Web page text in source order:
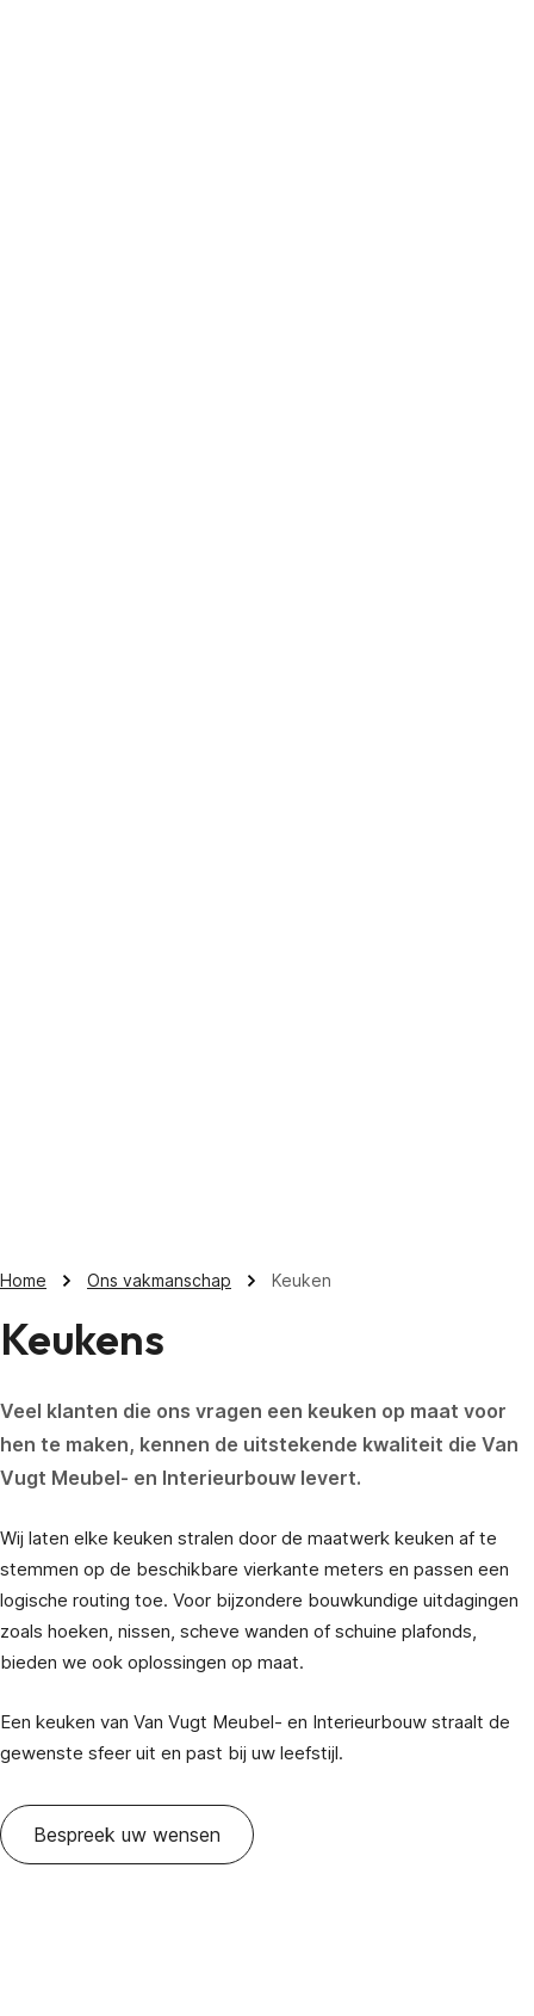
Home Ons vakmanschap Keuken
Keukens
Veel klanten die ons vragen een keuken op maat voor
hen te maken, kennen de uitstekende kwaliteit die Van
Vugt Meubel- en Interieurbouw levert.
Wij laten elke keuken stralen door de maatwerk keuken af te
stemmen op de beschikbare vierkante meters en passen een
logische routing toe. Voor bijzondere bouwkundige uitdagingen
zoals hoeken, nissen, scheve wanden of schuine plafonds,
bieden we ook oplossingen op maat.
Een keuken van Van Vugt Meubel- en Interieurbouw straalt de
gewenste sfeer uit en past bij uw leefstijl.
Bespreek uw wensen